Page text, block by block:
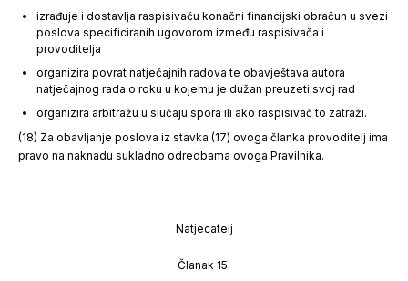
izrađuje i dostavlja raspisivaču konačni financijski obračun u svezi
poslova specificiranih ugovorom između raspisivača i
provoditelja
organizira povrat natječajnih radova te obavještava autora
natječajnog rada o roku u kojemu je dužan preuzeti svoj rad
organizira arbitražu u slučaju spora ili ako raspisivač to zatraži.
(18) Za obavljanje poslova iz stavka (17) ovoga članka provoditelj ima
pravo na naknadu sukladno odredbama ovoga Pravilnika.
Natjecatelj
Članak 15.